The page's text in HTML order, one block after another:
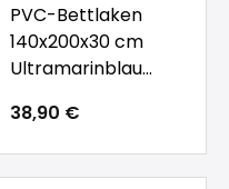
PVC-Bettlaken
140x200x30 cm
Ultramarinblau
38,90 €